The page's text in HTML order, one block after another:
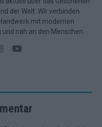
der Welt. Wir verbinden
mit modernen
nah an den Menschen.